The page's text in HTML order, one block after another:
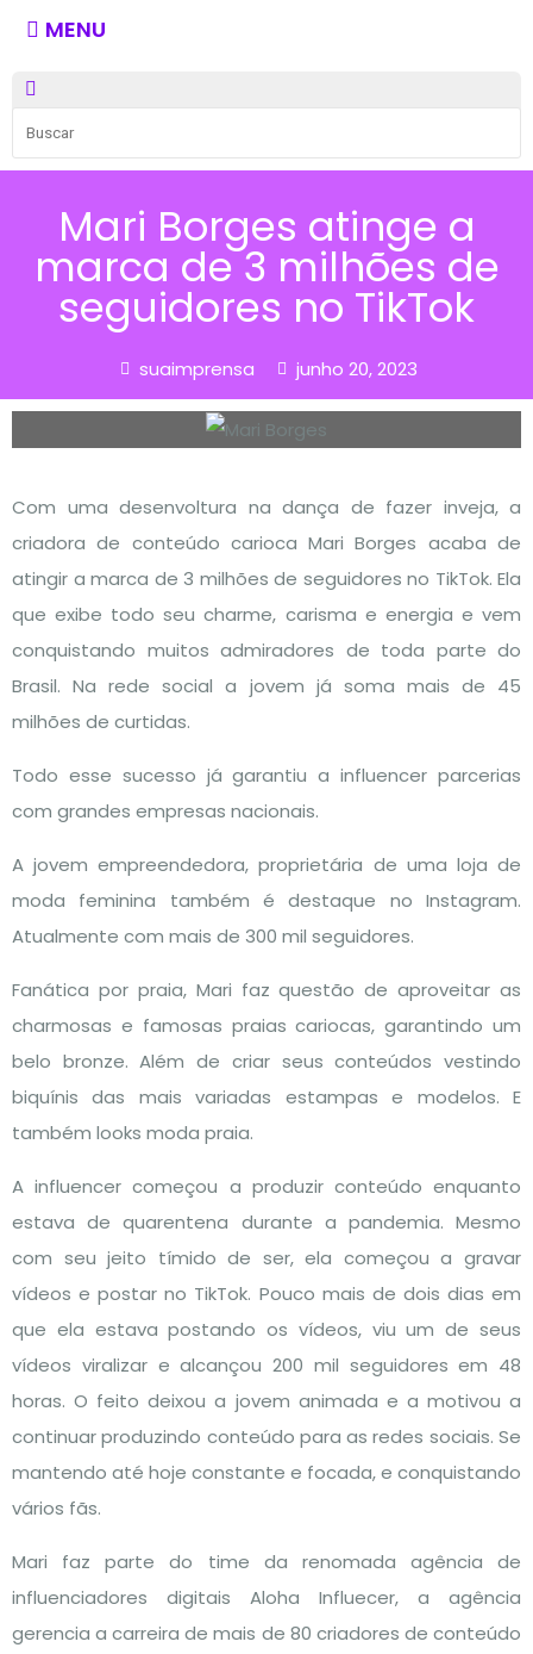
MENU
Mari Borges atinge a
marca de 3 milhões de
seguidores no TikTok
suaimprensa junho 20, 2023
Com uma desenvoltura na dança de fazer inveja, a
criadora de conteúdo carioca Mari Borges acaba de
atingir a marca de 3 milhões de seguidores no TikTok. Ela
que exibe todo seu charme, carisma e energia e vem
conquistando muitos admiradores de toda parte do
Brasil. Na rede social a jovem já soma mais de 45
milhões de curtidas.
Todo esse sucesso já garantiu a influencer parcerias
com grandes empresas nacionais.
A jovem empreendedora, proprietária de uma loja de
moda feminina também é destaque no Instagram.
Atualmente com mais de 300 mil seguidores.
Fanática por praia, Mari faz questão de aproveitar as
charmosas e famosas praias cariocas, garantindo um
belo bronze. Além de criar seus conteúdos vestindo
biquínis das mais variadas estampas e modelos. E
também looks moda praia.
A influencer começou a produzir conteúdo enquanto
estava de quarentena durante a pandemia. Mesmo
com seu jeito tímido de ser, ela começou a gravar
vídeos e postar no TikTok. Pouco mais de dois dias em
que ela estava postando os vídeos, viu um de seus
vídeos viralizar e alcançou 200 mil seguidores em 48
horas. O feito deixou a jovem animada e a motivou a
continuar produzindo conteúdo para as redes sociais. Se
mantendo até hoje constante e focada, e conquistando
vários fãs.
Mari faz parte do time da renomada agência de
influenciadores digitais Aloha Influecer, a agência
gerencia a carreira de mais de 80 criadores de conteúdo